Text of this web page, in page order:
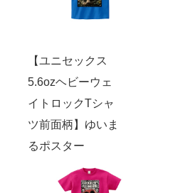
【ユニセックス
5.6ozヘビーウェ
イトロックTシャ
ツ前面柄】ゆいま
るポスター